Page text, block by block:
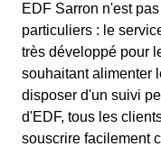
EDF Sarron n'est
particuliers : le
très développé pour
souhaitant alimenter
disposer d'un suivi
d'EDF, tous les
souscrire facilement